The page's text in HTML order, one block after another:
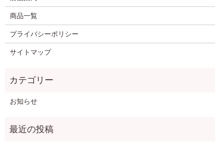
商品一覧
プライバシーポリシー
サイトマップ
お知らせ